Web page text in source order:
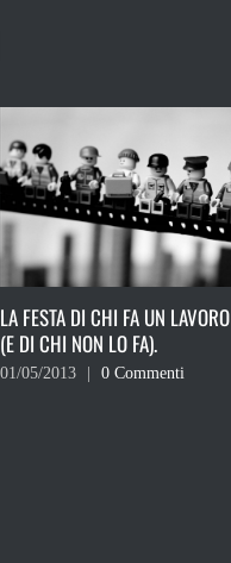
CARO PIERBERSY.
18/04/2013 | 1 Commento